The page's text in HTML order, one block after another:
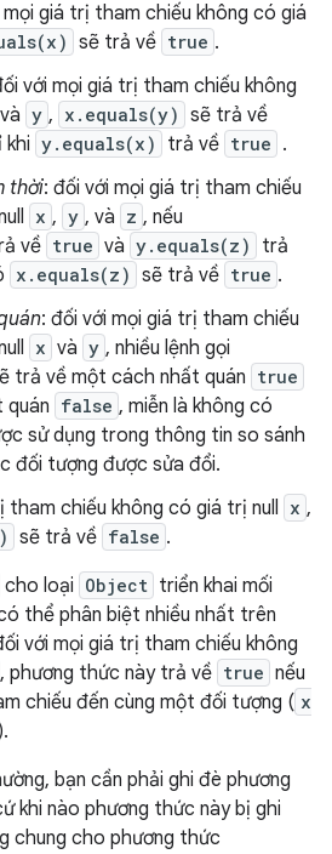
mọi giá trị tham chiếu không có giá
sẽ trả về true .
với mọi giá trị tham chiếu không
và y , x.equals(y) sẽ trả về
khi y.equals(x) trả về true .
thời: đối với mọi giá trị tham chiếu
x , y , và z , nếu
về true và y.equals(z)
trả
x.equals(z) sẽ trả về true .
: đối với mọi giá trị tham chiếu
x và y , nhiều lệnh gọi
trả về một cách nhất quán true
false , miễn là không có
sử dụng trong thông tin so sánh
đối tượng được sửa đổi.
tham chiếu không có giá trị null x ,
sẽ trả về false .
cho loại Object triển khai mối
thể phân biệt nhiều nhất trên
với mọi giá trị tham chiếu không
, phương thức này trả về true nếu
chiếu đến cùng một đối tượng ( x
).
bạn cần phải ghi đè phương
khi nào phương thức này bị ghi
chung cho phương thức